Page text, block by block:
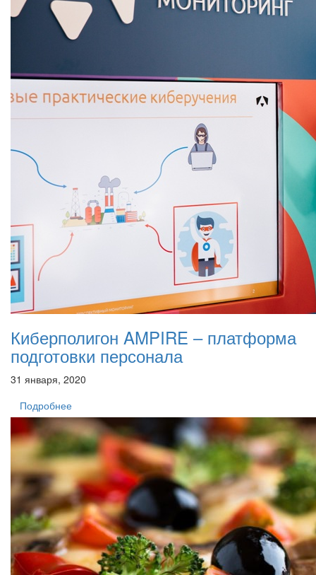
Киберполигон AMPIRE – платформа
подготовки персонала
31 января, 2020
Подробнее